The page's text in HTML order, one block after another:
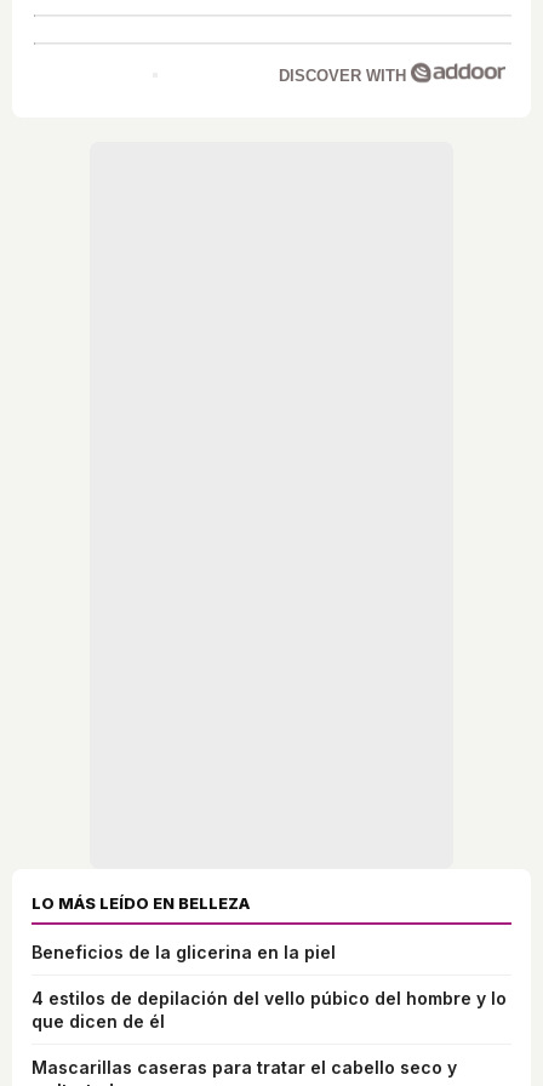
DISCOVER WITH
LO MÁS LEÍDO EN BELLEZA
Beneficios de la glicerina en la piel
4 estilos de depilación del vello púbico del hombre y lo
que dicen de él
Mascarillas caseras para tratar el cabello seco y